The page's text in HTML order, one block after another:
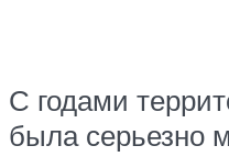
С годами
была серьезно